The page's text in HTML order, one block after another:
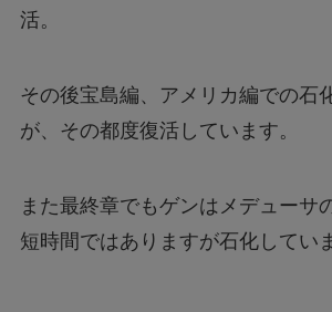
活。
その後宝島編、アメリカ編での石
が、その都度復活しています。
また最終章でもゲンはメデューサ
短時間ではありますが石化してい